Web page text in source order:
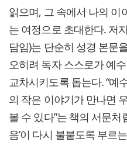
읽으며, 그 속에서 나의 이
는 여정으로 초대한다. 저
담임)는 단순히 성경 본문
오히려 독자 스스로가 예
교차시키도록 돕는다. “예
의 작은 이야기가 만나면
볼 수 있다”는 책의 서문처
음’이 다시 불붙도록 부르